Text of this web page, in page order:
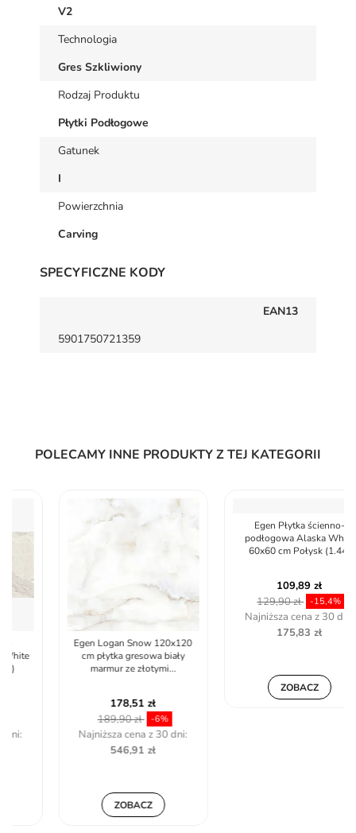
V2
Technologia
Gres Szkliwiony
Rodzaj Produktu
Płytki Podłogowe
Gatunek
I
Powierzchnia
Carving
SPECYFICZNE KODY
EAN13
5901750721359
POLECAMY INNE PRODUKTY Z TEJ KATEGORII
Egen Logan Snow 120x120
cm płytka gresowa biały
marmur ze złotymi...
178,51 zł
189,90 zł -6%
Najniższa cena z 30 dni:
546,91 zł
ZOBACZ
109,89 zł